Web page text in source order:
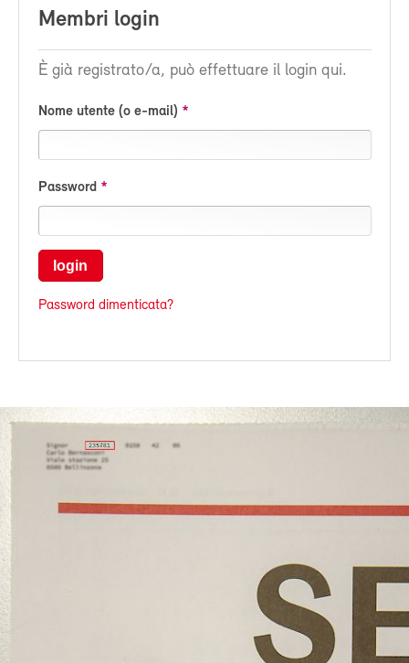
Membri login
È già registrato/a, può effettuare il login qui.
Nome utente (o e-mail)
Password
login
Password dimenticata?